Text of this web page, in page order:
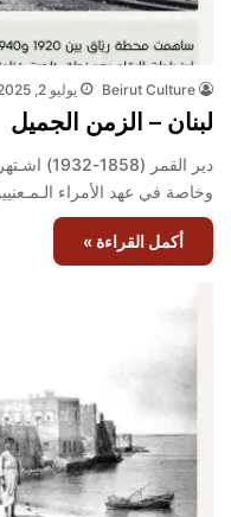
Beirut Culture يوليو 2, 2025
لبنان – الزمن الجميل
دير القمر
وخاصة في عهد الأمراء
أكمل القراءة »